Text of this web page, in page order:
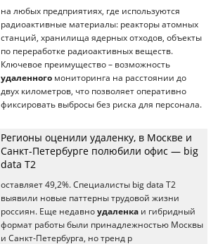
на любых предприятиях, где используются
радиоактивные материалы: реакторы атомных
станций, хранилища ядерных отходов, объекты
по переработке радиоактивных веществ.
Ключевое преимущество – возможность
удаленного мониторинга на расстоянии до
двух километров, что позволяет оперативно
фиксировать выбросы без риска для персонала.
Регионы оценили удаленку, в Москве и
Санкт-Петербурге полюбили офис — big
data T2
оставляет 49,2%. Специалисты big data T2
выявили новые паттерны трудовой жизни
россиян. Еще недавно удаленка и гибридный
формат работы были принадлежностью Москвы
и Санкт-Петербурга, но тренд р